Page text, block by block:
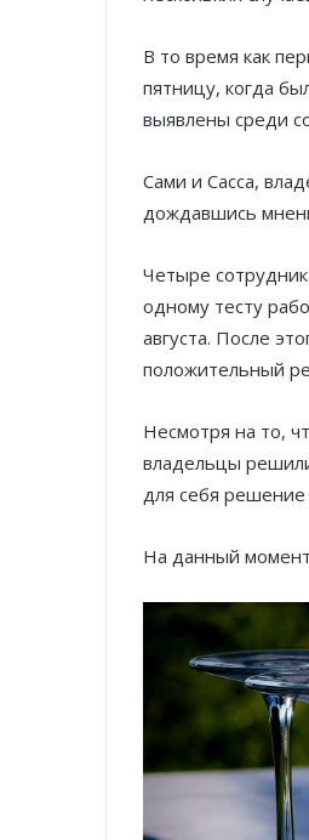
В то время как
пятницу, когда
выявлены среди
Сами и Сасса,
дождавшись
Четыре
одному тесту
августа. После
положительный
Несмотря на то,
владельцы
для себя решение
На данный